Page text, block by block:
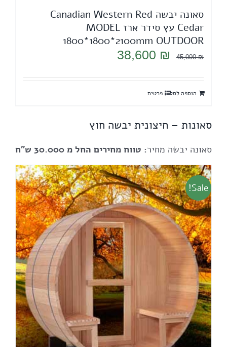
סאונה יבשה Canadian Western Red
Cedar עץ סידר ארז MODEL
1800*1800*2100mm OUTDOOR
45,000₪
המחיר
היה:
45,000 ₪.
38,600 ₪
המחיר
הוא:
הוספה לסל פרטים
סאונות – חיצונית יבשה חוץ
סאונה יבשה מחיר: טווח מחירים החל מ 30.000 ש"ח
Sale!